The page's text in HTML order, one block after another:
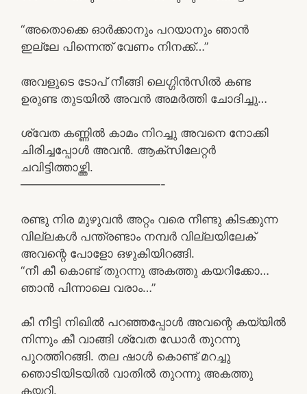
“അതൊക്കെ ഓർക്കാനും പറയാനും ഞാൻ
ഇല്ലേ പിന്നെന്ത് വേണം നിനക്ക്…”
അവളുടെ ടോപ് നീങ്ങി ലെഗ്ഗിൻസിൽ കണ്ട
ഉരുണ്ട തുടയിൽ അവൻ അമർത്തി ചോദിച്ചു…
ശ്വേത കണ്ണിൽ കാമം നിറച്ചു അവനെ നോക്കി
ചിരിച്ചപ്പോൾ അവൻ. ആക്സിലേറ്റർ
ചവിട്ടിത്താഴ്ത്തി.
————————————-
രണ്ടു നിര മുഴുവൻ അറ്റം വരെ നീണ്ടു കിടക്കുന്ന
വില്ലകൾ പന്ത്രണ്ടാം നമ്പർ വില്ലയിലേക്
അവന്റെ പോളോ ഒഴുകിയിറങ്ങി.
“നീ കീ കൊണ്ട് തുറന്നു അകത്തു കയറിക്കോ…
ഞാൻ പിന്നാലെ വരാം…”
കീ നീട്ടി നിഖിൽ പറഞ്ഞപ്പോൾ അവന്റെ കയ്യിൽ
നിന്നും കീ വാങ്ങി ശ്വേത ഡോർ തുറന്നു
പുറത്തിറങ്ങി. തല ഷാൾ കൊണ്ട് മറച്ചു
ഞൊടിയിടയിൽ വാതിൽ തുറന്നു അകത്തു
കയറി.